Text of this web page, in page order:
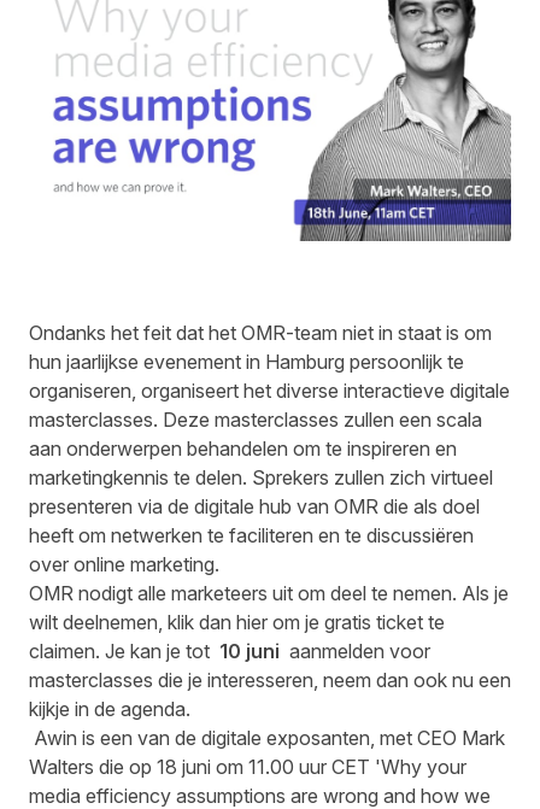
Ondanks het feit dat het OMR-team niet in staat is om
hun jaarlijkse evenement in Hamburg persoonlijk te
organiseren, organiseert het diverse interactieve digitale
masterclasses. Deze masterclasses zullen een scala
aan onderwerpen behandelen om te inspireren en
marketingkennis te delen. Sprekers zullen zich virtueel
presenteren via de digitale hub van OMR die als doel
heeft om netwerken te faciliteren en te discussiëren
over online marketing.
OMR nodigt alle marketeers uit om deel te nemen. Als je
wilt deelnemen, klik dan hier om je gratis ticket te
claimen. Je kan je tot 10 juni aanmelden voor
masterclasses die je interesseren, neem dan ook nu een
kijkje in de agenda.
Awin is een van de digitale exposanten, met CEO Mark
Walters die op 18 juni om 11.00 uur CET 'Why your
media efficiency assumptions are wrong and how we